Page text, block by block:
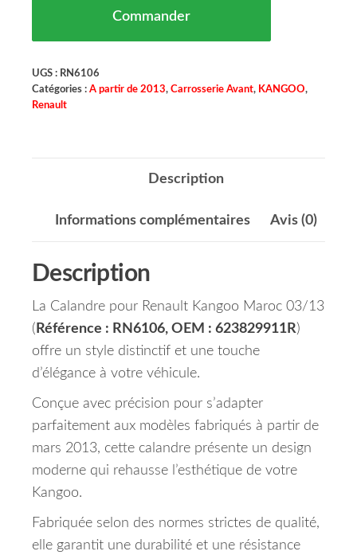
Commander
UGS : RN6106
Catégories : A partir de 2013, Carrosserie Avant, KANGOO,
Renault
Description
Informations complémentaires Avis (0)
Description
La Calandre pour Renault Kangoo Maroc 03/13
( Référence : RN6106, OEM : 623829911R)
offre un style distinctif et une touche
d’élégance à votre véhicule.
Conçue avec précision pour s’adapter
parfaitement aux modèles fabriqués à partir de
mars 2013, cette calandre présente un design
moderne qui rehausse l’esthétique de votre
Kangoo.
Fabriquée selon des normes strictes de qualité,
elle garantit une durabilité et une résistance